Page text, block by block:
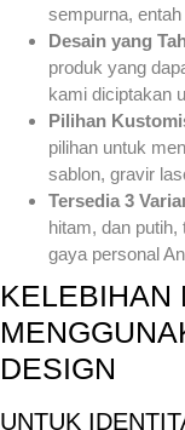
sempurna,
Desain yang
produk yang
kami diciptakan
Pilihan
pilihan untuk
sablon, gravir
Tersedia 3
hitam, dan
gaya personal
KELEBIHAN
DESIGN
UNTUK